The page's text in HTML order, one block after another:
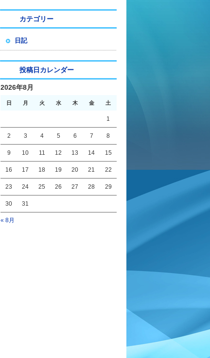
カテゴリー
日記
投稿日カレンダー
2026年8月
日 月 火 水 木 金 土
« 8月
1
2 3 4 5 6 7 8
9 10 11 12 13 14 15
16 17 18 19 20 21 22
23 24 25 26 27 28 29
30 31